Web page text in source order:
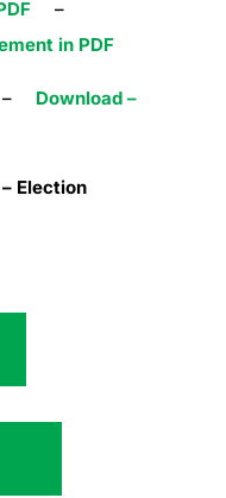
–
in PDF
– Download –
Election